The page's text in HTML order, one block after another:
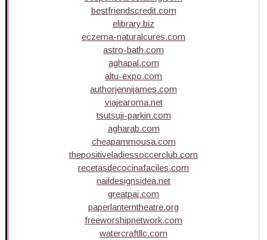
bestfriendscredit.com
elibrary.biz
eczema-naturalcures.com
astro-bath.com
aghapal.com
altu-expo.com
authorjennijames.com
viajearoma.net
tsutsuji-parkin.com
agharab.com
cheapammousa.com
thepositiveladiessoccerclub.com
recetasdecocinafaciles.com
naildesignsidea.net
greatpai.com
paperlanterntheatre.org
freeworshipnetwork.com
watercraftllc.com